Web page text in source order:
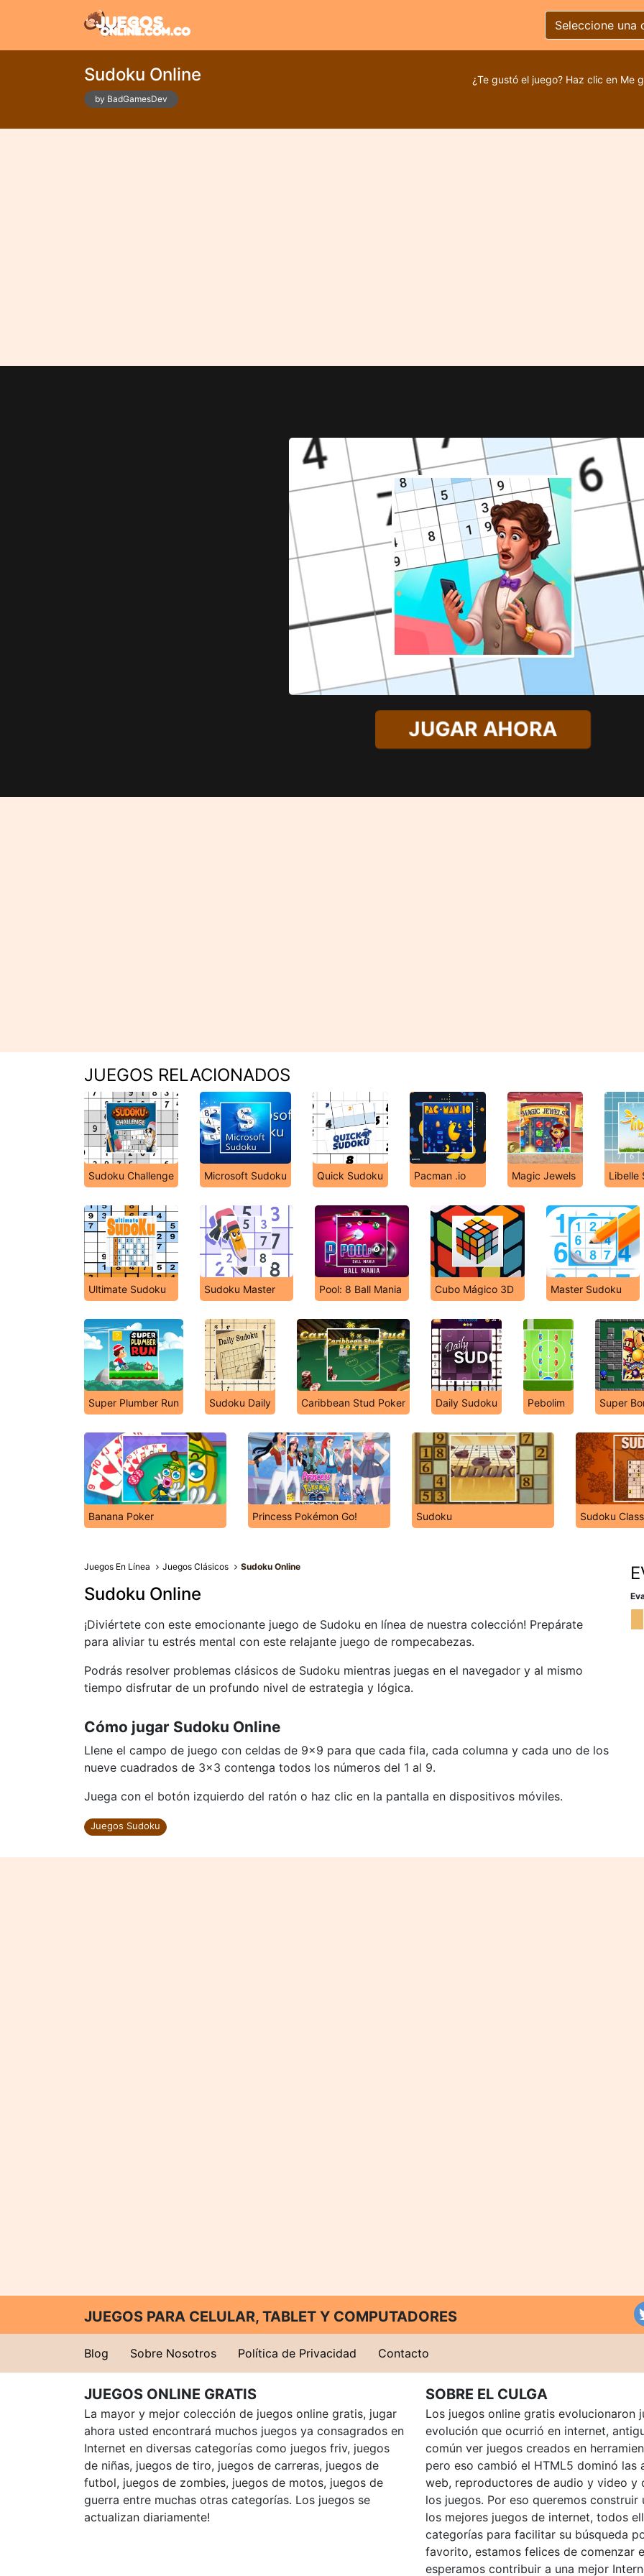
Seleccione una
Sudoku Online
by BadGamesDev
¿Te gustó el juego? Haz clic en Me
JUGAR AHORA
JUEGOS RELACIONADOS
Sudoku Challenge Microsoft Sudoku Quick Sudoku Pacman .io Magic Jewels Libelle
Ultimate Sudoku Sudoku Master Pool: 8 Ball Mania Cubo Mágico 3D Master Sudoku
Super Plumber Run Sudoku Daily Caribbean Stud Poker Daily Sudoku Pebolim Super
Banana Poker Princess Pokémon Go! Sudoku Sudoku
Juegos En Línea Juegos Clásicos Sudoku Online
Sudoku Online
¡Diviértete con este emocionante juego de Sudoku en línea de nuestra colección! Prepárate
para aliviar tu estrés mental con este relajante juego de rompecabezas.
Podrás resolver problemas clásicos de Sudoku mientras juegas en el navegador y al mismo
tiempo disfrutar de un profundo nivel de estrategia y lógica.
Cómo jugar Sudoku Online
Llene el campo de juego con celdas de 9x9 para que cada fila, cada columna y cada uno de los
nueve cuadrados de 3x3 contenga todos los números del 1 al 9.
Juega con el botón izquierdo del ratón o haz clic en la pantalla en dispositivos móviles.
Juegos Sudoku
JUEGOS PARA CELULAR, TABLET Y COMPUTADORES
Blog Sobre Nosotros Política de Privacidad Contacto
JUEGOS ONLINE GRATIS
La mayor y mejor colección de juegos online gratis, jugar
ahora usted encontrará muchos juegos ya consagrados en
Internet en diversas categorías como juegos friv, juegos
de niñas, juegos de tiro, juegos de carreras, juegos de
futbol, juegos de zombies, juegos de motos, juegos de
guerra entre muchas otras categorías. Los juegos se
actualizan diariamente!
SOBRE EL CULGA
Los juegos online gratis evolucionaron
evolución que ocurrió en internet,
común ver juegos creados en
pero eso cambió el HTML5 dominó las
web, reproductores de audio y video y
los juegos. Por eso queremos construir
los mejores juegos de internet, todos
categorías para facilitar su búsqueda
favorito, estamos felices de comenzar
esperamos contribuir a una mejor